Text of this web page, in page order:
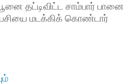
தட்டிவிட்ட சாம்பார் பானை
மடக்கிக் கொண்டார்